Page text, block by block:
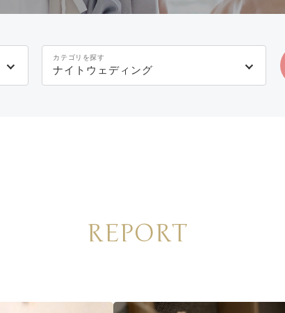
カテゴリを探す
ナイトウェディング
REPORT